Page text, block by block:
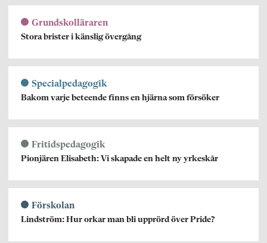
Grundskolläraren
Stora brister i känslig övergång
Specialpedagogik
Bakom varje beteende finns en hjärna som försöker
Fritidspedagogik
Pionjären Elisabeth: Vi skapade en helt ny yrkeskår
Förskolan
Lindström: Hur orkar man bli upprörd över Pride?